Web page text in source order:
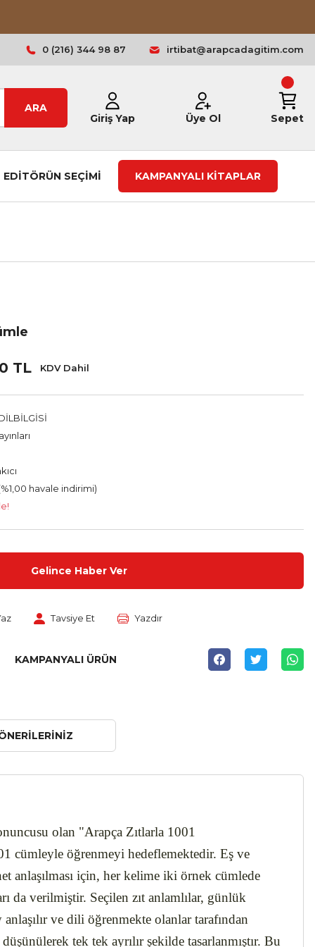
0 (216) 344 98 87 irtibat@arapcadagitim.com
ARA
Giriş Yap
Üye Ol Sepet
EDİTÖRÜN SEÇİMİ KAMPANYALI KİTAPLAR
TL KDV Dahil
havale indirimi)
Gelince Haber Ver
Tavsiye Et Yazdır
KAMPANYALI ÜRÜN
olan "Arapça Zıtlarla 1001
cümleyle öğrenmeyi hedeflemektedir. Eş ve
anlaşılması için, her kelime iki örnek cümlede
da verilmiştir. Seçilen zıt anlamlılar, günlük
ve dili öğrenmekte olanlar tarafından
tek tek ayrılır şekilde tasarlanmıştır. Bu